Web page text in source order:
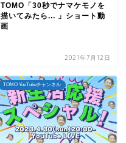
TOMO「30秒でナマケモノを
描いてみたら... 」ショート動
画
2021年7月12日
TOMO YouTubeチャンネル